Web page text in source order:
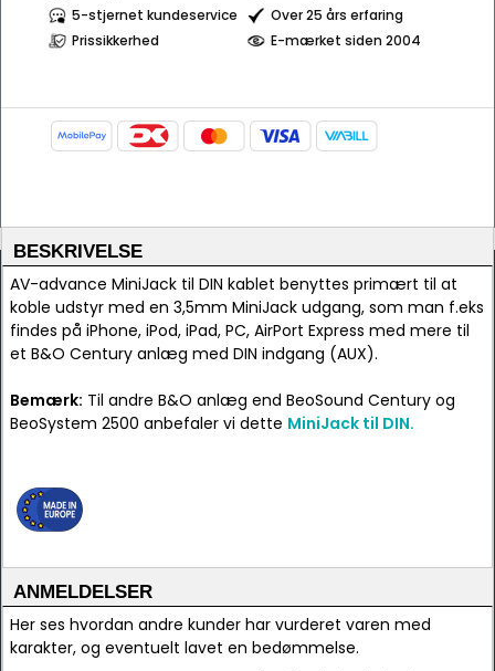
5-stjernet kundeservice
Over 25 års erfaring
Prissikkerhed
E-mærket siden 2004
BESKRIVELSE
AV-advance MiniJack til DIN kablet benyttes primært til at
koble udstyr med en 3,5mm MiniJack udgang, som man f.eks
findes på iPhone, iPod, iPad, PC, AirPort Express med mere til
et B&O Century anlæg med DIN indgang (AUX).
Bemærk: Til andre B&O anlæg end BeoSound Century og
BeoSystem 2500 anbefaler vi dette MiniJack til DIN.
ANMELDELSER
Her ses hvordan andre kunder har vurderet varen med
karakter, og eventuelt lavet en bedømmelse.